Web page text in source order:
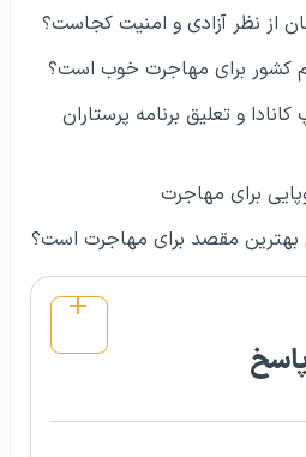
از نظر آزادی و امنیت کجاست؟
کشور برای مهاجرت خوب است؟
و تعلیق برنامه پرستاران
برای مهاجرت
بهترین مقصد برای مهاجرت است؟